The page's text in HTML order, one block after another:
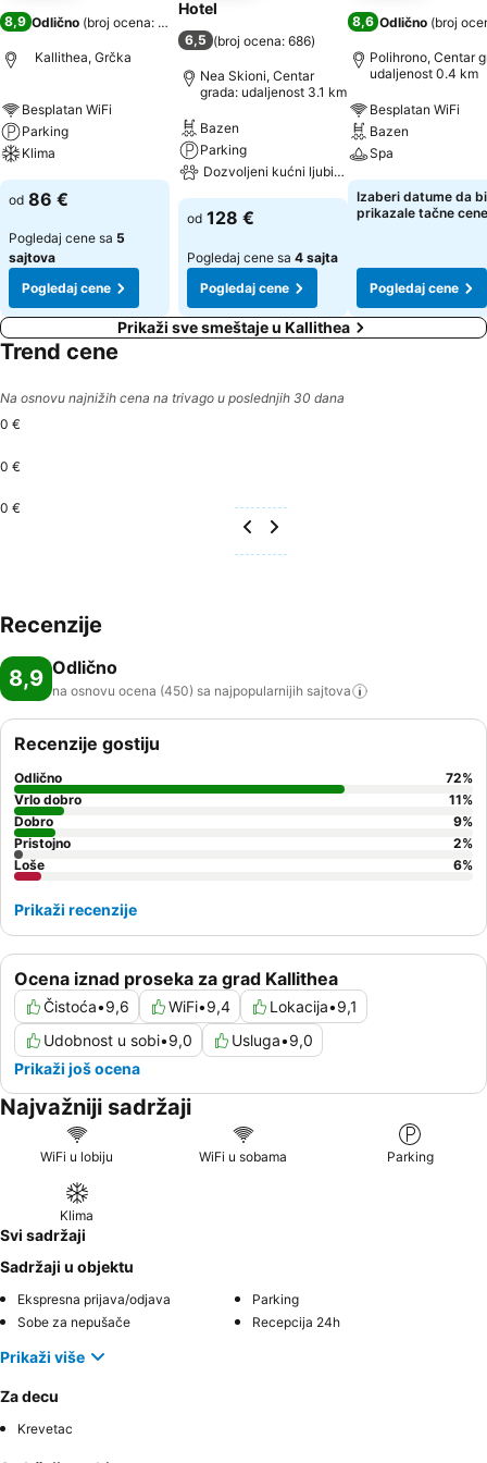
8,9 Odlično (broj ocena: 450
Kallithea, Grčka
Besplatan WiFi
Parking
Klima
od 86 €
Pogledaj cene sa 5
sajtova
Pogledaj cene
Hotel
6,5 (broj ocena: 686)
Nea Skioni, Centar
grada: udaljenost 3.1 km
Bazen
Parking
Dozvoljeni kućni ljubimci
od 128 €
Pogledaj cene sa 4 sajta
Pogledaj cene
8,6 Odlično (broj
Polihrono, Centar
udaljenost 0.4 km
Besplatan WiFi
Bazen
Spa
Izaberi datume da
prikazale tačne cene
Pogledaj cene
Prikaži sve smeštaje u Kallithea
Trend cene
Na osnovu najnižih cena na trivago u poslednjih 30 dana
0 €
0 €
0 €
Recenzije
8,9 Odlično
na osnovu ocena (450) sa najpopularnijih sajtova
Ocena iznad proseka za grad Kallithea
Čistoća•9,6 WiFi•9,4 Lokacija•9,1
Udobnost u sobi•9,0 Usluga•9,0
Prikaži još ocena
Recenzije gostiju
Odlično 72%
Vrlo dobro
11%
Dobro
9%
Pristojno
2%
Loše
6%
Prikaži recenzije
Najvažniji sadržaji
WiFi u lobiju WiFi u sobama Parking
Klima
Svi sadržaji
Sadržaji u objektu
Ekspresna prijava/odjava
Parking
Sobe za nepušače
Recepcija 24h
Prikaži više
Za decu
Krevetac